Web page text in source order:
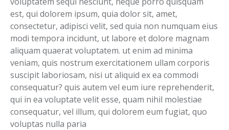
est, qui dolorem ipsum, quia dolor sit, amet,
consectetur, adipisci velit, sed quia non numquam eius
modi tempora incidunt, ut labore et dolore magnam
aliquam quaerat voluptatem. ut enim ad minima
veniam, quis nostrum exercitationem ullam corporis
suscipit laboriosam, nisi ut aliquid ex ea commodi
consequatur? quis autem vel eum iure reprehenderit,
qui in ea voluptate velit esse, quam nihil molestiae
consequatur, vel illum, qui dolorem eum fugiat, quo
voluptas nulla paria